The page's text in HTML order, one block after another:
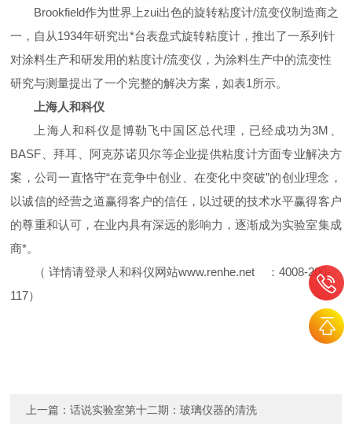
Brookfield作为世界上zui出色的旋转粘度计/流变仪制造商之
一，自从1934年研究出*台表盘式旋转粘度计，推出了一系列针
对涂料生产和研发用的粘度计/流变仪，为涂料生产中的流变性
研究与测量提出了一个完整的解决方案，如表1 所示。
上海人和科仪
上海人和科仪是博勒飞中国区总代理，已经成功为3M
BASF 、拜耳、阿克苏诺贝尔等企业提供粘度计方面专业解决方
案，公司一直恪守“在竞争中创业、在变化中突破”的创业理念，
以诚信的经营之道赢得客户的信任，以过硬的技术水平赢得客户
的尊重和认可，在业内具有深远的影响力，逐渐成为实验室集成
商*。
（ 详情请登录人和科仪网站www.renhe.net ：4008-200-
117）
上一篇：话说实验室第十二期：玻璃仪器的清洗